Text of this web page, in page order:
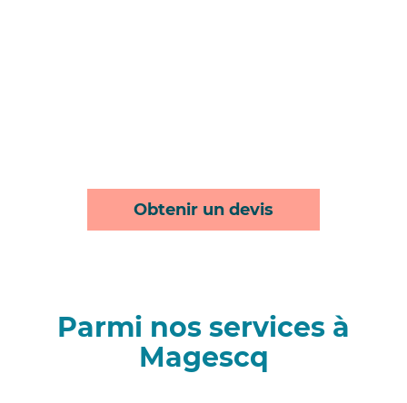
Obtenir un devis
Parmi nos services à
Magescq